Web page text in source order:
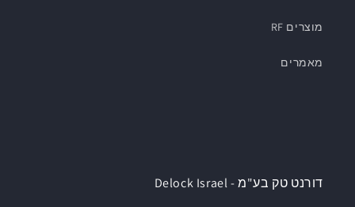
מוצרים RF
מאמרים
דורנט טק בע"מ - Delock Israel